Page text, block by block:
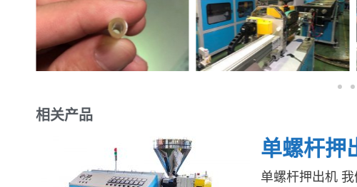
相关产品
单螺杆押
单螺杆押出机